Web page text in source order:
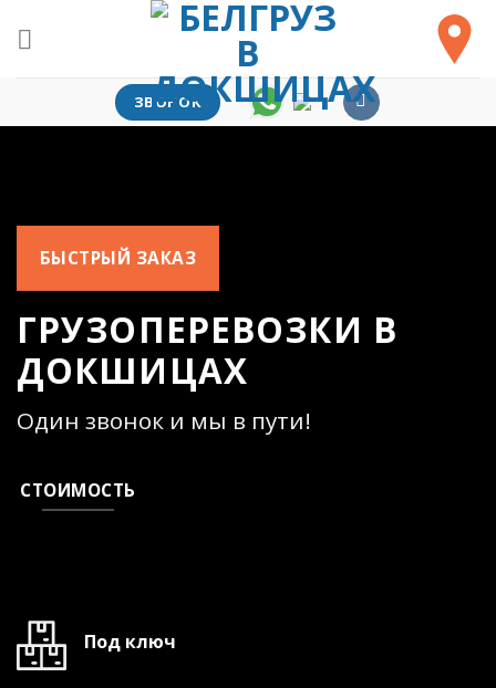
ЗВОНОК
БЫСТРЫЙ ЗАКАЗ
ГРУЗОПЕРЕВОЗКИ В
ДОКШИЦАХ
Один звонок и мы в пути!
СТОИМОСТЬ
Под ключ